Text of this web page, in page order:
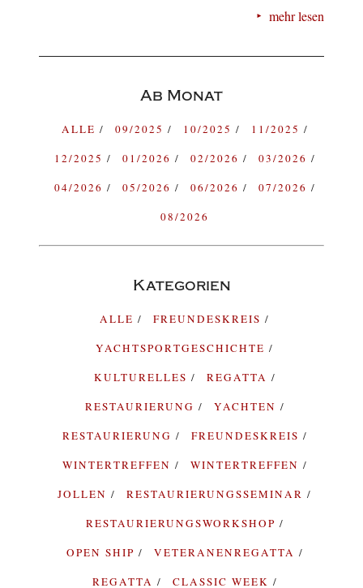
mehr lesen
Ab Monat
ALLE 09/2025 10/2025
11/2025
12/2025
01/2026 02/2026
03/2026
04/2026
05/2026 06/2026
07/2026
08/2026
Kategorien
ALLE
FREUNDESKREIS
YACHTSPORTGESCHICHTE
KULTURELLES
REGATTA
RESTAURIERUNG
YACHTEN
RESTAURIERUNG
FREUNDESKREIS
WINTERTREFFEN
WINTERTREFFEN
JOLLEN
RESTAURIERUNGSSEMINAR
RESTAURIERUNGSWORKSHOP
OPEN SHIP
VETERANENREGATTA
REGATTA
CLASSIC WEEK